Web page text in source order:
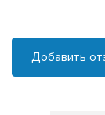
Добавить